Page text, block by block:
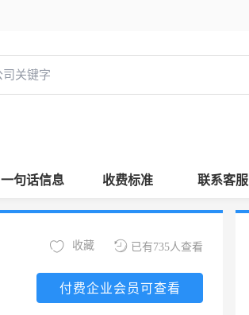
一句话信息 收费标准 联系客服
已有735人查看
收藏
付费企业会员可查看